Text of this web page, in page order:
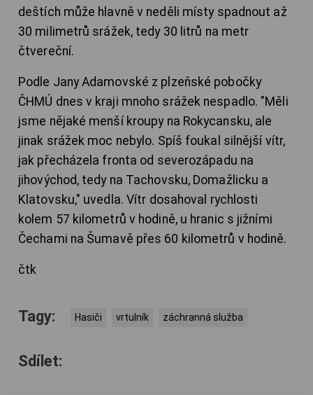
deštích může hlavně v neděli místy spadnout až
30 milimetrů srážek, tedy 30 litrů na metr
čtvereční.
Podle Jany Adamovské z plzeňské pobočky
ČHMÚ dnes v kraji mnoho srážek nespadlo. "Měli
jsme nějaké menší kroupy na Rokycansku, ale
jinak srážek moc nebylo. Spíš foukal silnější vítr,
jak přecházela fronta od severozápadu na
jihovýchod, tedy na Tachovsku, Domažlicku a
Klatovsku," uvedla. Vítr dosahoval rychlosti
kolem 57 kilometrů v hodině, u hranic s jižními
Čechami na Šumavě přes 60 kilometrů v hodině.
čtk
Tagy: Hasiči vrtulník záchranná služba
Sdílet: